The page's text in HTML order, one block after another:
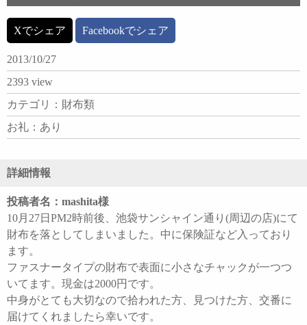
Xでシェア Facebookでシェア
2013/10/27
2393 view
カテゴリ：財布類
お礼：あり
詳細情報
投稿者名：mashita様
10月27日PM2時前後、池袋サンシャイン通り(周辺の店)にて
財布を落としてしまいました。中に保険証など入っており
ます。
ファスナータイプの財布で表面に小さなチャックが一つつ
いてます。現金は2000円です。
中身がとても大切なので拾われた方、見つけた方、交番に
届けてくれましたら幸いです。